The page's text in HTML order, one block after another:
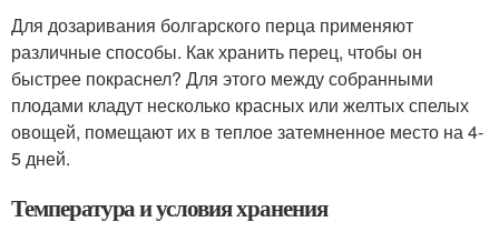
Для дозаривания болгарского перца применяют
различные способы. Как хранить перец, чтобы он
быстрее покраснел? Для этого между собранными
плодами кладут несколько красных или желтых спелых
овощей, помещают их в теплое затемненное место на 4-
5 дней.
Температура и условия хранения